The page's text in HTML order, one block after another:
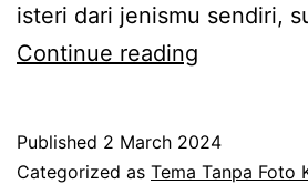
isteri dari jenismu sendiri,
Continue reading
(Tanpa
Published 2 March 2024
Categorized as Tema Tanpa Foto